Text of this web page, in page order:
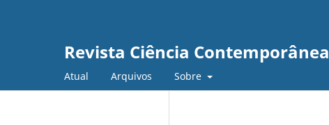
Revista Ciência Contemporânea
Atual Arquivos Sobre